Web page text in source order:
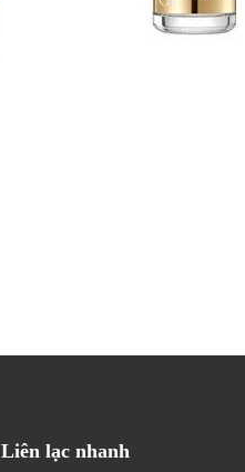
Liên lạc nhanh